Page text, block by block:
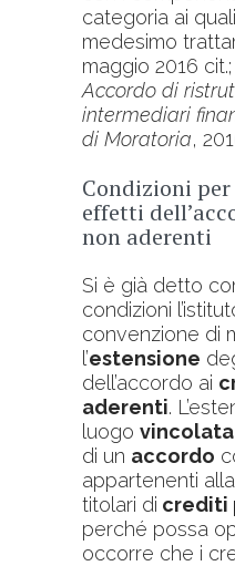
categoria ai
medesimo
maggio 2016
Accordo di
intermediari
di Moratoria,
Condizioni per
effetti
non aderenti
Si è già detto
condizioni
convenzione di
l’estensione
dell’accordo ai
aderenti.
luogo vincolata
di un accordo
appartenenti
titolari di crediti
perché possa
occorre che i